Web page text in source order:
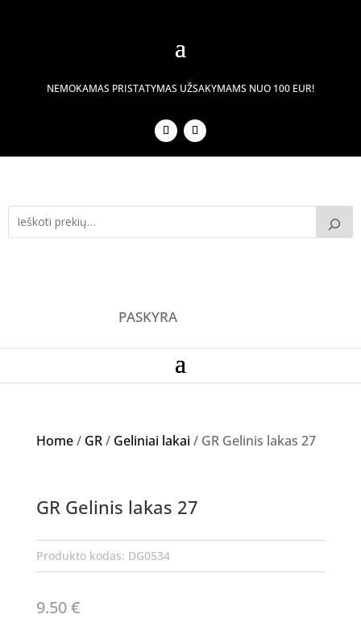
NEMOKAMAS PRISTATYMAS UŽSAKYMAMS NUO 100 EUR!
PASKYRA
Home/ GR/ Geliniai lakai / GR Gelinis lakas 27
GR Gelinis lakas 27
Produkto kodas: DG0534
9.50€